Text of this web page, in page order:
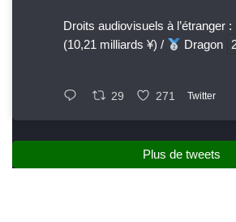
Droits audiovisuels à l’étranger :
(10,21 milliards ¥) /
Dragon
29 271 Twitter
Plus de tweets